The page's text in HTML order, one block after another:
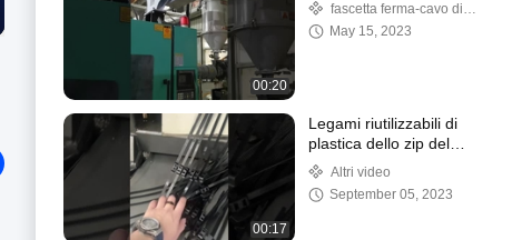
00:20
fascetta ferma-cavo di
nylonMay 15, 2023
00:17
Legami riutilizzabili di
plastica dello zip del
cavo del dente del nero
di nylon inverso UV
della fascetta ferma-
Altri video
September 05, 2023